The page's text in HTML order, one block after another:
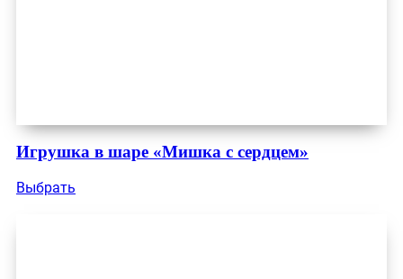
Игрушка в шаре «Мишка с сердцем»
Выбрать